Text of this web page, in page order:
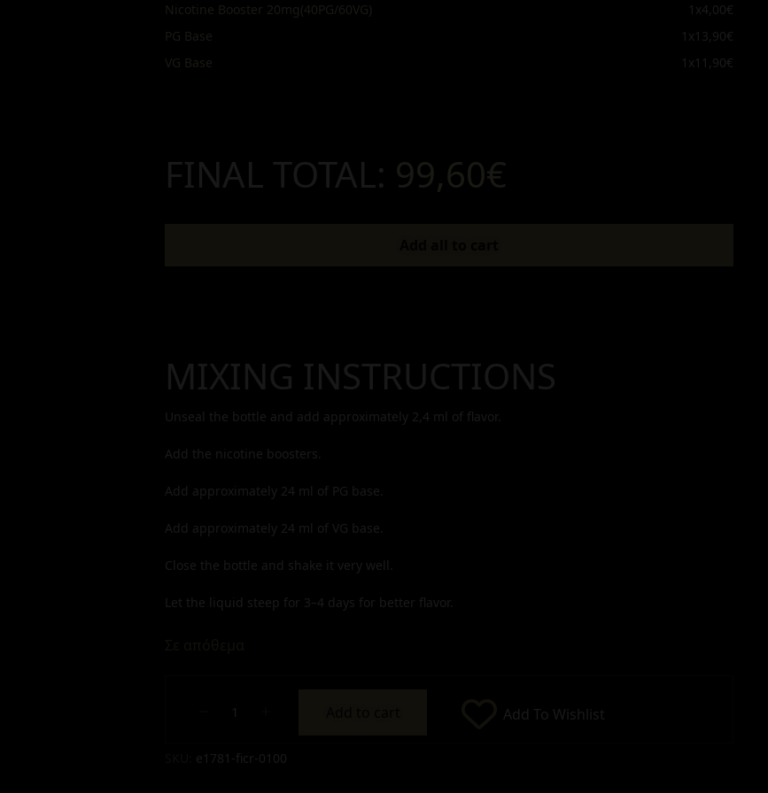
Nicotine Booster 20mg(40PG/60VG)
1x4,00€
PG Base
1x 13,90€
VG Base
1x 11,90€
FINAL TOTAL: 99,60€
MIXING INSTRUCTIONS
Unseal the bottle and add approximately 2,4 ml of flavor.
Add the nicotine boosters.
Add approximately 24 ml of PG base.
Add approximately 24 ml of VG base.
Close the bottle and shake it very well.
Let the liquid steep for 3–4 days for better flavor.
Add To Wishlist
Alternative:
Alternative:
e1781-ficr-0100